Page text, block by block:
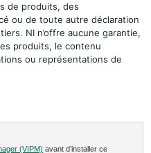
de produits, des
ou de toute autre déclaration
NI n’offre aucune garantie,
produits, le contenu
ou représentations de
(VIPM) avant d’installer ce